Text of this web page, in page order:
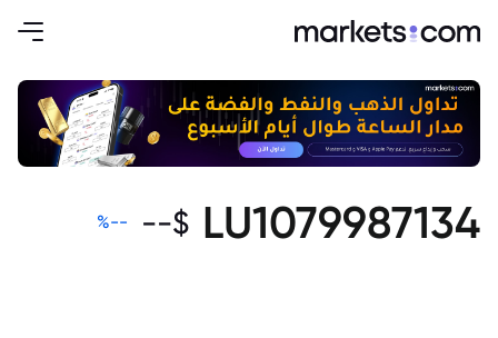
LU1079987134
$
--
--
%